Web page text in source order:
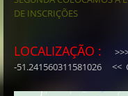
DE INSCRIÇÕES
LOCALIZAÇÃO :
-51.241560311581026 <<